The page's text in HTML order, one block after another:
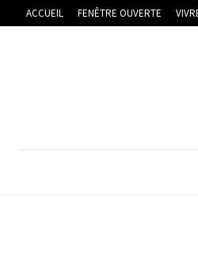
ACCUEIL FENÊTRE OUVERTE